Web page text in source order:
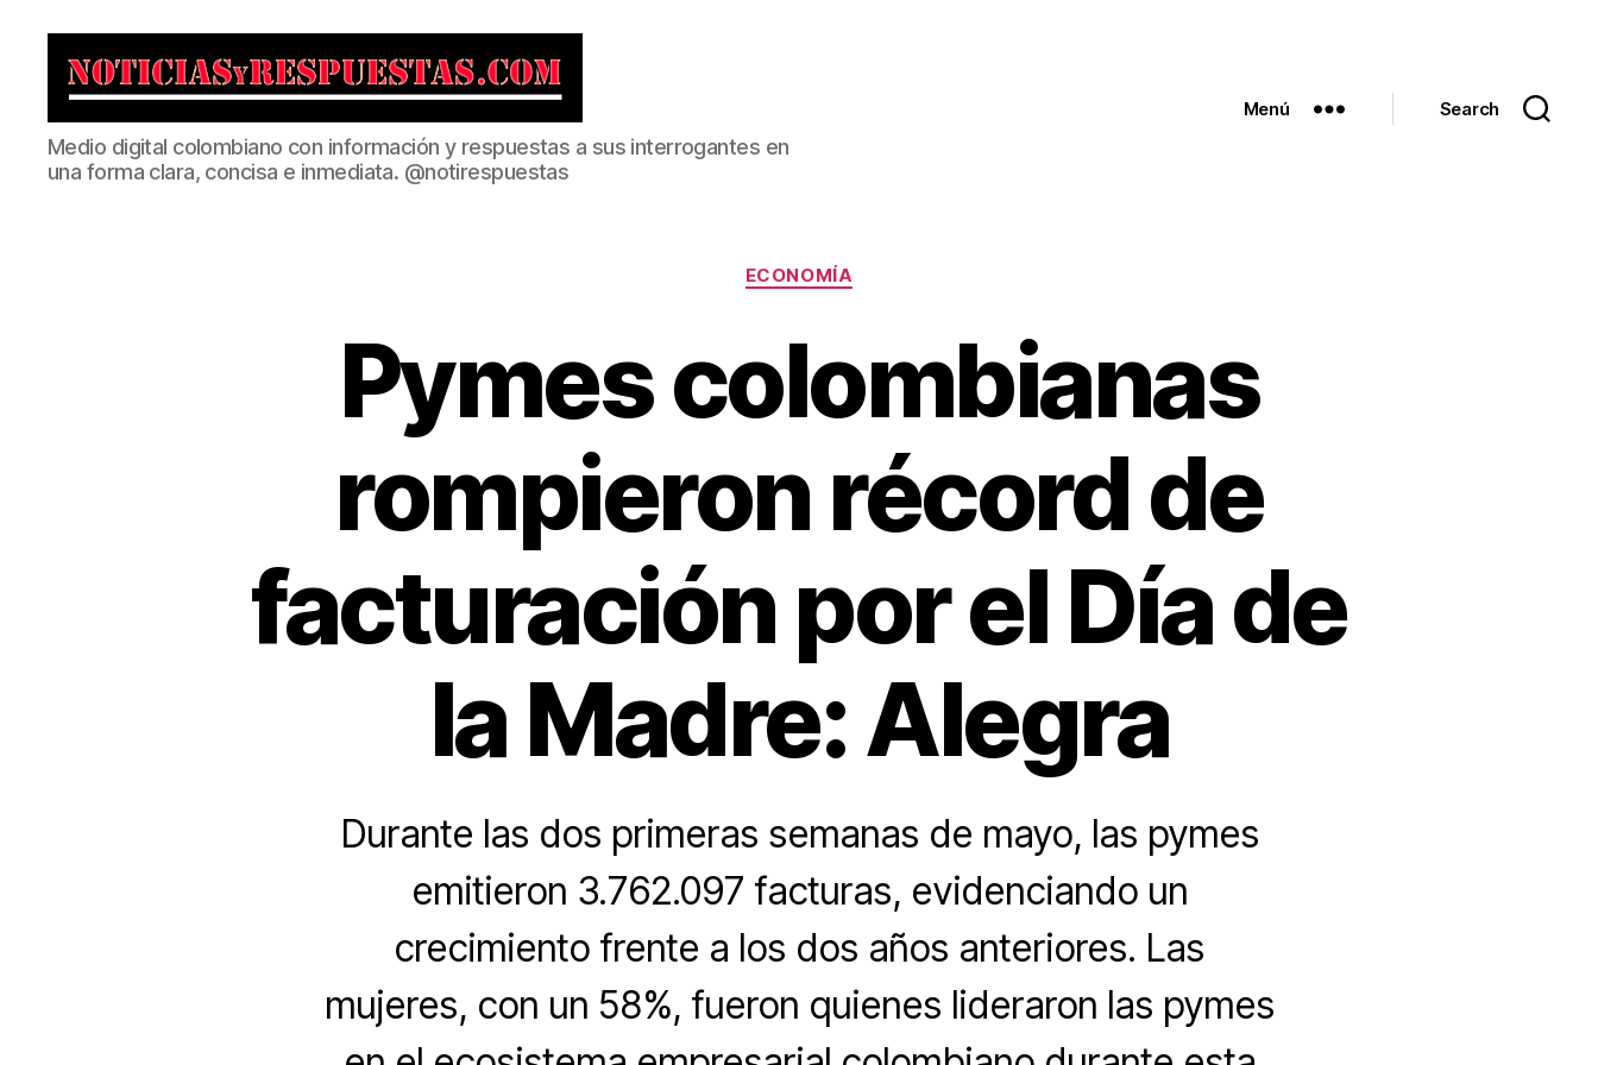
Noticias
y
Respuestas
Medio digital colombiano con información y respuestas a sus interrogantes en
una forma clara, concisa e inmediata. @notirespuestas
Menú Search
Categorías
ECONOMÍA
Pymes colombianas
rompieron récord de
facturación por el Día de
la Madre: Alegra
Durante las dos primeras semanas de mayo, las pymes
emitieron 3.762.097 facturas, evidenciando un
crecimiento frente a los dos años anteriores. Las
mujeres, con un 58%, fueron quienes lideraron las pymes